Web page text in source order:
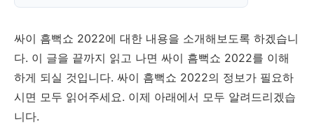
싸이 흠뻑쇼 2022에 대한 내용을 소개해보도록 하겠습니
다. 이 글을 끝까지 읽고 나면 싸이 흠뻑쇼 2022를 이해
하게 되실 것입니다. 싸이 흠뻑쇼 2022의 정보가 필요하
시면 모두 읽어주세요. 이제 아래에서 모두 알려드리겠습
니다.